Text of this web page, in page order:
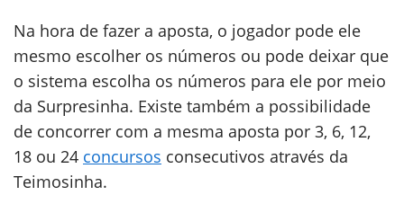
Na hora de fazer a aposta, o jogador pode ele
mesmo escolher os números ou pode deixar que
o sistema escolha os números para ele por meio
da Surpresinha. Existe também a possibilidade
de concorrer com a mesma aposta por 3, 6, 12,
18 ou 24 concursos consecutivos através da
Teimosinha.